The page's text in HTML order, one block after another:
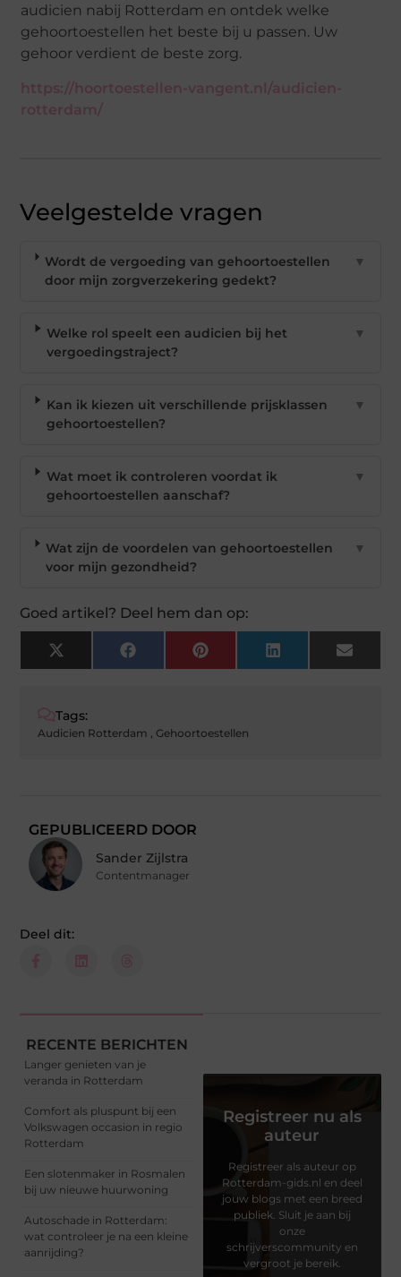
audicien nabij Rotterdam en ontdek welke
gehoortoestellen het beste bij u passen. Uw
gehoor verdient de beste zorg.
https://hoortoestellen-vangent.nl/audicien-
rotterdam/
Veelgestelde vragen
Wordt de vergoeding van gehoortoestellen
door mijn zorgverzekering gedekt?
▼
Welke rol speelt een audicien bij het
vergoedingstraject?
▼
Kan ik kiezen uit verschillende prijsklassen
gehoortoestellen?
▼
Wat moet ik controleren voordat ik
gehoortoestellen aanschaf?
▼
Wat zijn de voordelen van gehoortoestellen
voor mijn gezondheid?
▼
Goed artikel? Deel hem dan op:
X
(Twitter)
Facebook Pinterest LinkedIn Email
Tags:
Audicien Rotterdam , Gehoortoestellen
GEPUBLICEERD DOOR
Sander Zijlstra
Contentmanager
Deel dit:
RECENTE BERICHTEN
Langer genieten van je
veranda in Rotterdam
Comfort als pluspunt bij een
Volkswagen occasion in regio
Rotterdam
Een slotenmaker in Rosmalen
bij uw nieuwe huurwoning
Autoschade in Rotterdam:
wat controleer je na een kleine
aanrijding?
Registreer nu als
auteur
Registreer als auteur op
Rotterdam-gids.nl en deel
jouw blogs met een breed
publiek. Sluit je aan bij
onze
schrijverscommunity en
vergroot je bereik.